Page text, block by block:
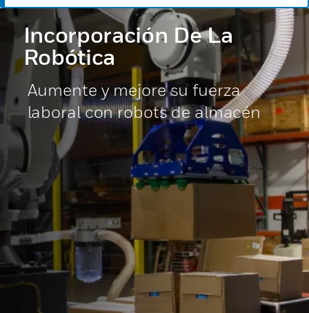
Incorporación De La
Robótica
Aumente y mejore su fuerza
laboral con robots de almacén